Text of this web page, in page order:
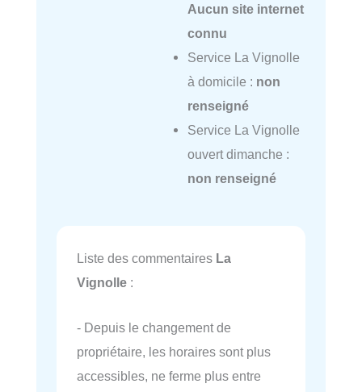
Aucun site internet
connu
Service La Vignolle
à domicile : non
renseigné
Service La Vignolle
ouvert dimanche :
non renseigné
Liste des commentaires La
Vignolle :
- Depuis le changement de
propriétaire, les horaires sont plus
accessibles, ne ferme plus entre